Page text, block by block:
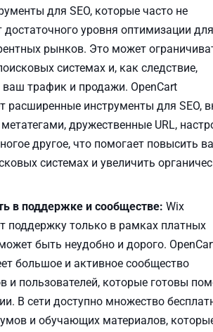
для SEO, которые часто не
достаточного уровня оптимизации для
рынков. Это может
системах и, как следствие,
ваш трафик и продажи. OpenCart
расширенные инструменты для SEO,
дружественные URL,
другое, что помогает повысить
системах и увеличить
в поддержке и сообществе: Wix
поддержку только в рамках платных
быть неудобно и дорого.
большое и активное сообщество
и пользователей, которые готовы
В сети доступно множество
и обучающих материалов,